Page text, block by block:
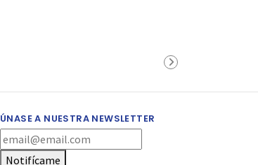
ÚNASE A NUESTRA NEWSLETTER
Notifícame